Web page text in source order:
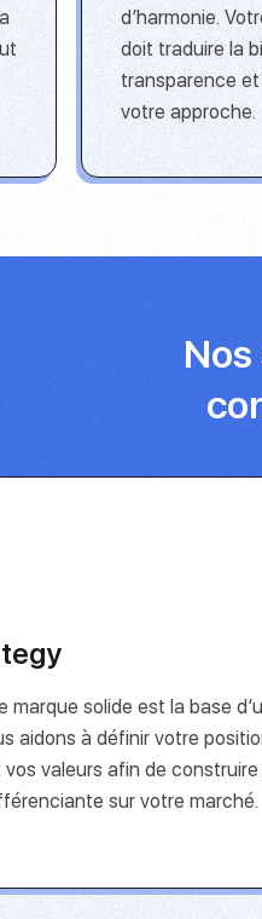
d’harmonie.
doit traduire la
transparence
votre approche.
marque solide est la base
aidons à définir votre
valeurs afin de
sur votre marché.